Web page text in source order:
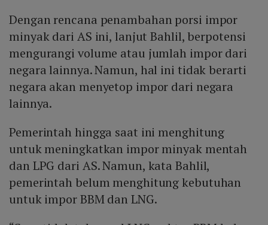
Dengan rencana penambahan porsi impor
minyak dari AS ini, lanjut Bahlil, berpotensi
mengurangi volume atau jumlah impor dari
negara lainnya. Namun, hal ini tidak berarti
negara akan menyetop impor dari negara
lainnya.
Pemerintah hingga saat ini menghitung
untuk meningkatkan impor minyak mentah
dan LPG dari AS. Namun, kata Bahlil,
pemerintah belum menghitung kebutuhan
untuk impor BBM dan LNG.